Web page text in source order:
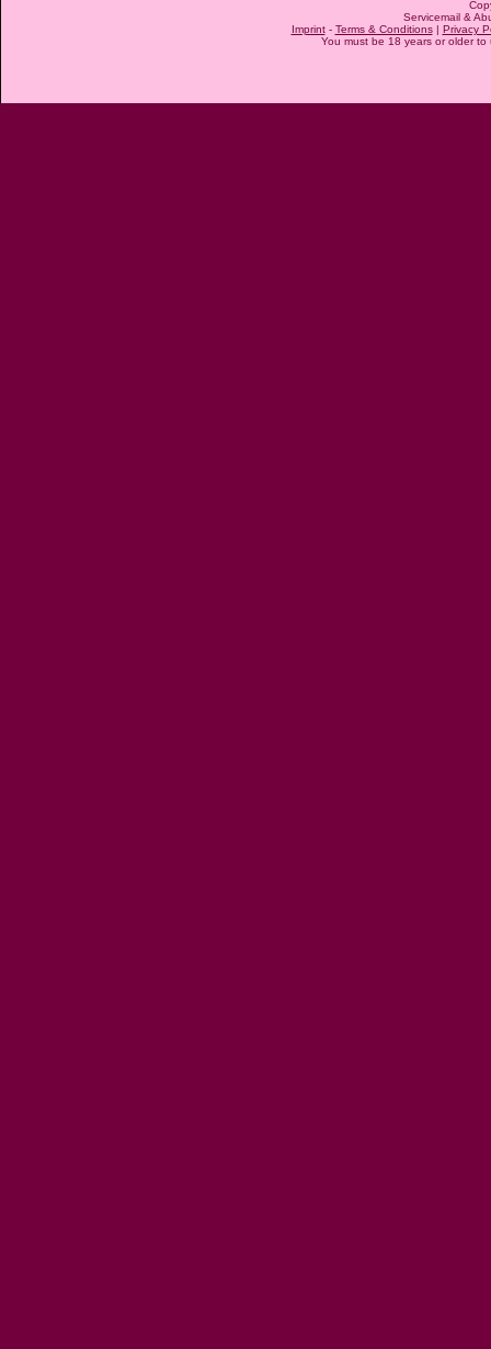
Servicemail &
Imprint- Terms & Conditions| Privacy
You must be 18 years or older